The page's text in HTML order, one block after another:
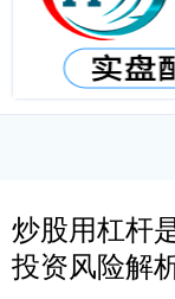
炒股用杠杆
投资风险解